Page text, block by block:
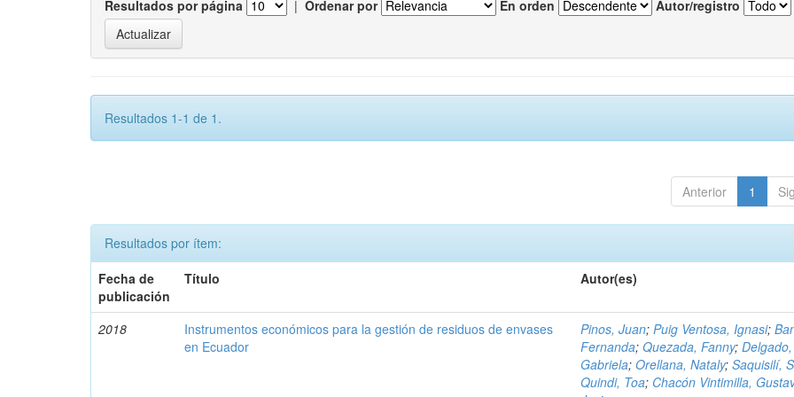
Resultados por página | Ordenar por En orden Autor/registro
Resultados 1-1 de 1.
Anterior 1
Resultados por ítem:
Fecha de
publicación
Título Autor(es)
2018
Instrumentos económicos para la gestión de residuos de envases
en Ecuador
Pinos, Juan;Puig Ventosa, Ignasi;
Fernanda;Quezada, Fanny;Delgado,
Gabriela;Orellana, Nataly;Saquisilí,
Quindi, Toa; Chacón Vintimilla,